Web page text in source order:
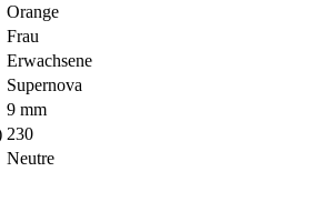
Orange
Frau
Erwachsene
Supernova
9 mm
230
Neutre